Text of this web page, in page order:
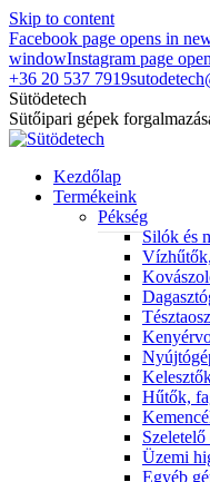
Skip to content
Facebook page opens in
windowInstagram page
+36 20 537 7919
Sütödetech
Sütőipari gépek
Kezdőlap
Termékeink
Pékség
Silók és
Hűtők,
Üzemi
Egyéb